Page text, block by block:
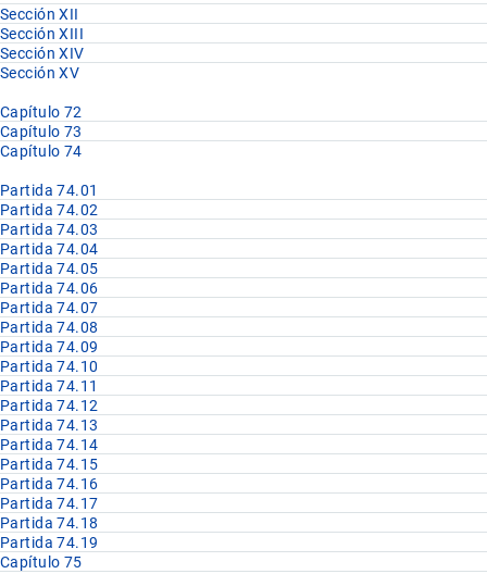
Sección XII
Sección XIII
Sección XIV
Sección XV
Capítulo 72
Capítulo 73
Capítulo 74
Partida 74.01
Partida 74.02
Partida 74.03
Partida 74.04
Partida 74.05
Partida 74.06
Partida 74.07
Partida 74.08
Partida 74.09
Partida 74.10
Partida 74.11
Partida 74.12
Partida 74.13
Partida 74.14
Partida 74.15
Partida 74.16
Partida 74.17
Partida 74.18
Partida 74.19
Capítulo 75